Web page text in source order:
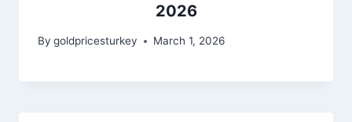
2026
By goldpricesturkey March 1, 2026